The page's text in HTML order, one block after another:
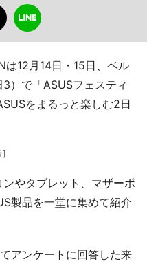
12月14日・15日、ベル
）で「ASUSフェスティ
をまるっと楽しむ2日
やタブレット、マザーボ
製品を一堂に集めて紹介
アンケートに回答した来